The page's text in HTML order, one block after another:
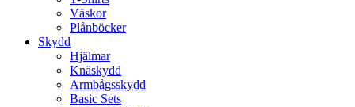
Väskor
Plånböcker
Skydd
Hjälmar
Knäskydd
Armbågsskydd
Basic Sets